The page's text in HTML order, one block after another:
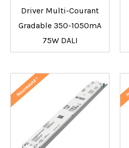
Driver Multi-Courant
Gradable 350-1050mA
75W DALI